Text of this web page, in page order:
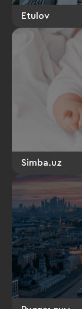
Etulov
Simba.uz